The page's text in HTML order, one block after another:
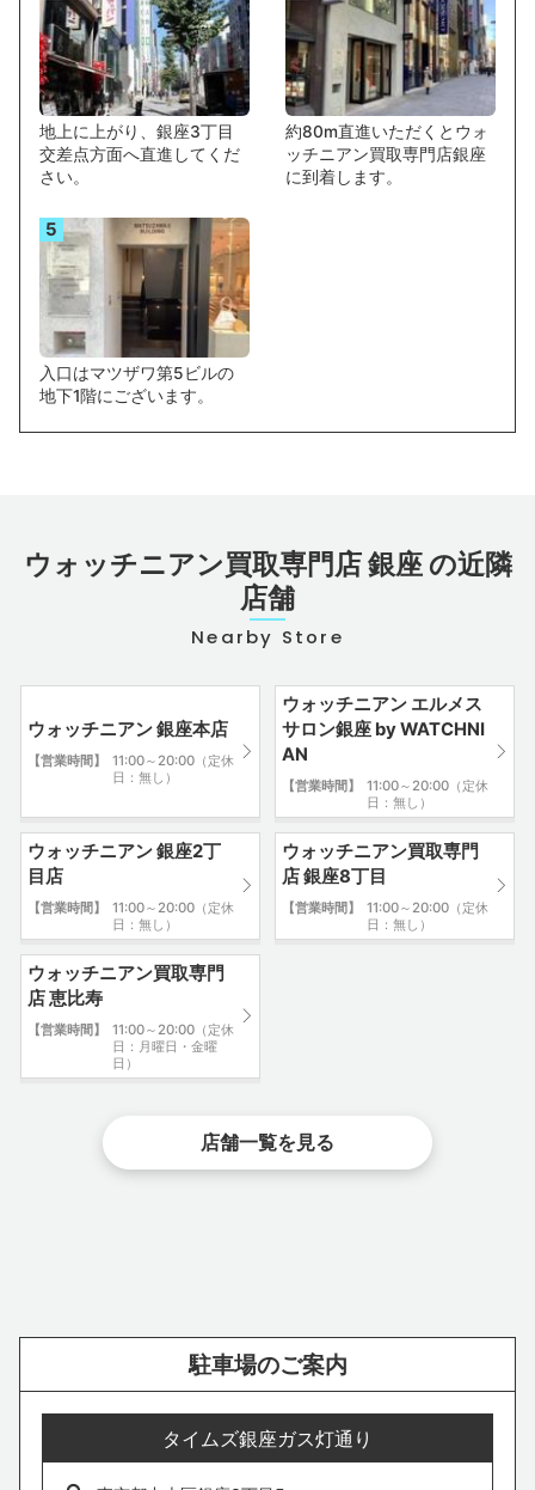
地上に上がり、銀座3丁目
交差点方面へ直進してくだ
さい。
約80m直進いただくとウォ
ッチニアン買取専門店銀座
に到着します。
入口はマツザワ第5ビルの
地下1階にございます。
5
有楽町駅中央口を出て、斜め左方向のマルイ方面へ直進してくだ
1
中央口正面のマルイ・東京交通会館を通り過ぎて、銀座インズ方
面へ直進してください。
2
ウォッチニアン買取専門店 銀座 の近隣
店舗
Nearby Store
ウォッチニアン 銀座本店
【営業時間】
11:00～20:00（定休
日：無し）
ウォッチニアン エルメス
サロン銀座 by WATCHNI
AN
【営業時間】
11:00～20:00（定休
日：無し）
ウォッチニアン 銀座2丁
目店
【営業時間】
11:00～20:00（定休
日：無し）
ウォッチニアン買取専門
店 銀座8丁目
【営業時間】
11:00～20:00（定休
日：無し）
ウォッチニアン買取専門
店 恵比寿
【営業時間】
11:00～20:00（定休
日：月曜日・金曜
日）
店舗一覧を見る
駐車場のご案内
タイムズ銀座ガス灯通り